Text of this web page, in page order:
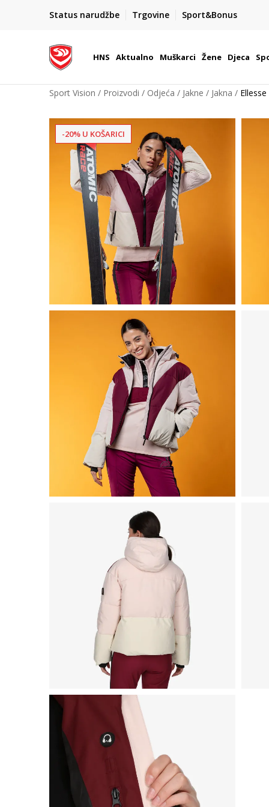
Status narudžbe Trgovine Sport&Bonus
BOX NOW
Dostava 1,50 €
| Više od 800 paketomata u
HNS Aktualno Muškarci Žene Djeca
Sport Vision Proizvodi Odjeća Jakne Jakna Ellesse
-20% U KOŠARICI